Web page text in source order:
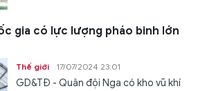
gia có lực lượng pháo binh lớn
Thế giới 17/07/2024 23:01
GD&TĐ - Quân đội Nga có kho vũ khí